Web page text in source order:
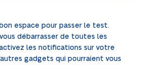
espace pour passer le test.
débarrasser de toutes les
les notifications sur votre
gadgets qui pourraient vous